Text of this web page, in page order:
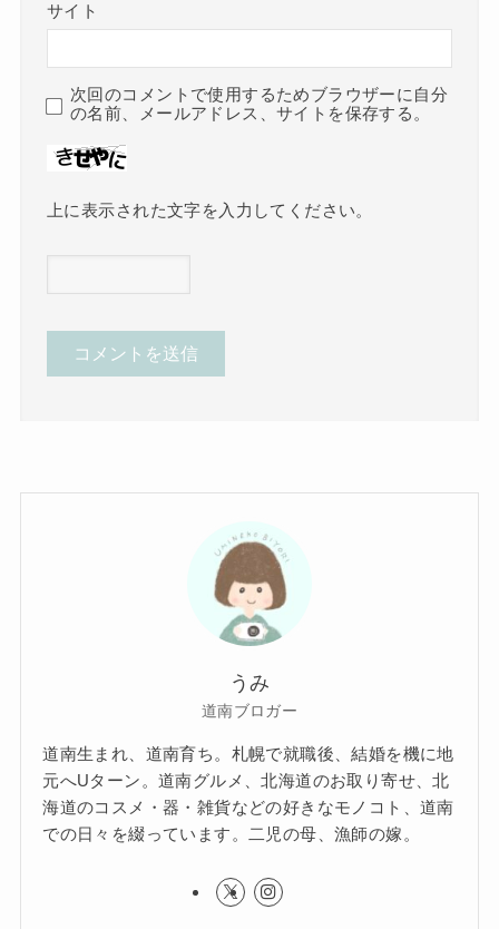
サイト
次回のコメントで使用するためブラウザーに自分
の名前、メールアドレス、サイトを保存する。
上に表示された文字を入力してください。
うみ
道南ブロガー
道南生まれ、道南育ち。札幌で就職後、結婚を機に地
元へUターン。道南グルメ、北海道のお取り寄せ、北
海道のコスメ・器・雑貨などの好きなモノコト、道南
での日々を綴っています。二児の母、漁師の嫁。